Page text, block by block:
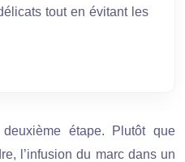
tout en évitant les
étape. Plutôt que
l’infusion du marc dans un